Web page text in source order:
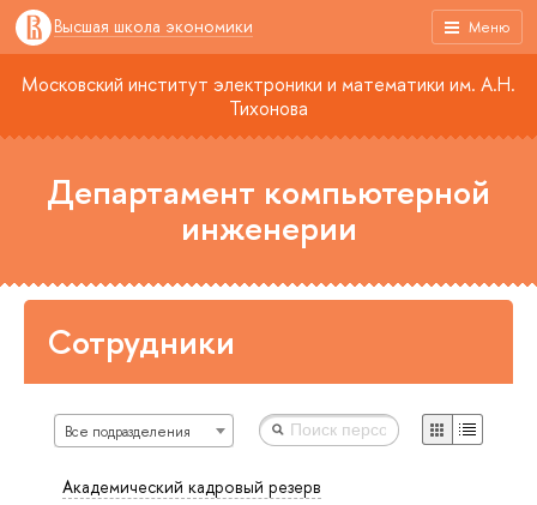
Меню
Высшая школа экономики
Московский институт электроники и математики им. А.Н.
Тихонова
Департамент компьютерной
инженерии
Сотрудники
Все подразделения
Академический кадровый резерв